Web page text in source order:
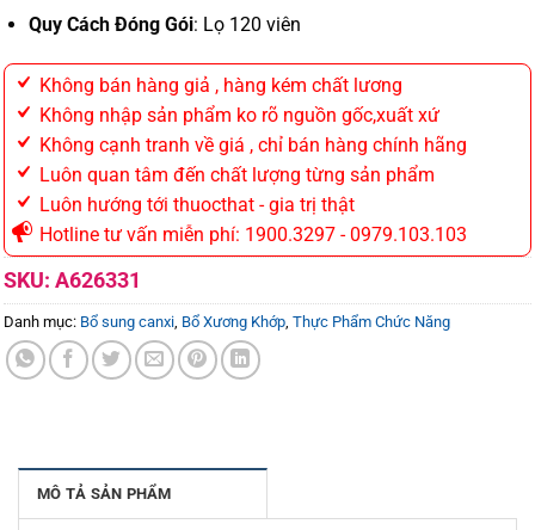
Quy Cách Đóng Gói: Lọ 120 viên
Không bán hàng giả , hàng kém chất lương
Không nhập sản phẩm ko rõ nguồn gốc,xuất xứ
Không cạnh tranh về giá , chỉ bán hàng chính hãng
Luôn quan tâm đến chất lượng từng sản phẩm
Luôn hướng tới thuocthat - gia trị thật
Hotline tư vấn miễn phí: 1900.3297 - 0979.103.103
SKU: A626331
Danh mục: Bổ sung canxi, Bổ Xương Khớp, Thực Phẩm Chức Năng
MÔ TẢ SẢN PHẨM